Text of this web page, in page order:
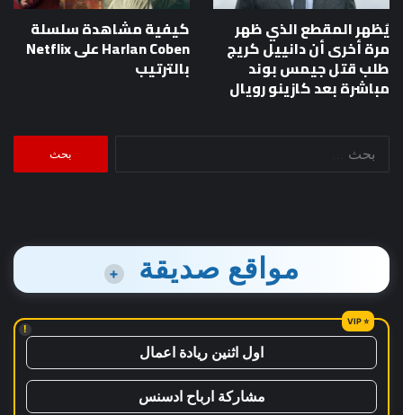
يُظهر المقطع الذي ظهر
مرة أخرى أن دانييل كريج
طلب قتل جيمس بوند
مباشرة بعد كازينو رويال
كيفية مشاهدة سلسلة
Harlan Coben على Netflix
بالترتيب
مواقع صديقة +
!
اول اثنين ريادة اعمال
مشاركة ارباح ادسنس